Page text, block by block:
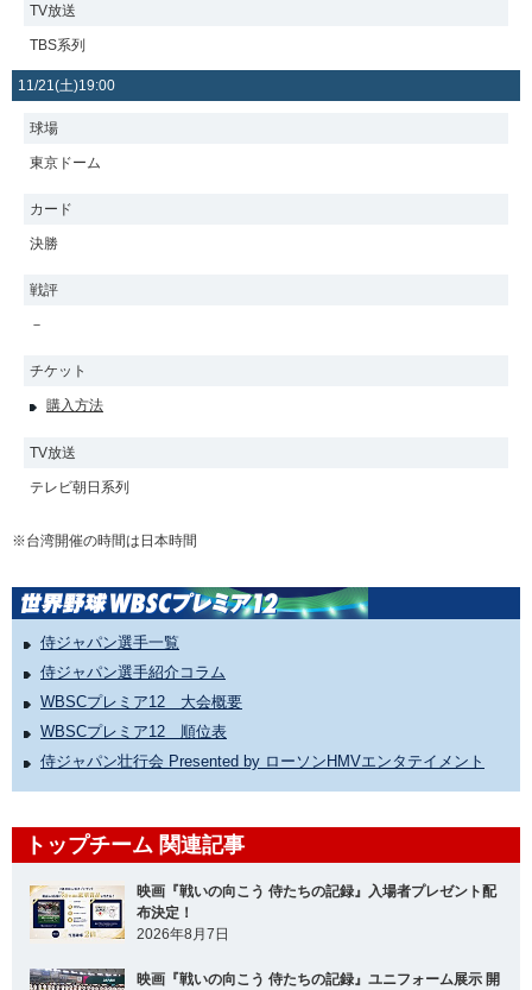
TV放送
TBS系列
11/21(土)19:00
球場
東京ドーム
カード
決勝
戦評
－
チケット
購入方法
TV放送
テレビ朝日系列
※台湾開催の時間は日本時間
侍ジャパン選手一覧
侍ジャパン選手紹介コラム
WBSCプレミア12 大会概要
WBSCプレミア12 順位表
侍ジャパン壮行会 Presented by ローソンHMVエンタテイメント
トップチーム 関連記事
映画『戦いの向こう 侍たちの記録』入場者プレゼント配
布決定！
2026年8月7日
映画『戦いの向こう 侍たちの記録』ユニフォーム展示 開